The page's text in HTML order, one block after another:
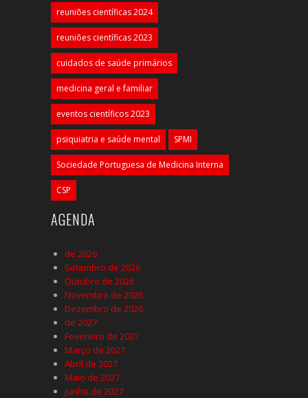
reuniões científicas 2024
reuniões científicas 2023
cuidados de saúde primários
medicina geral e familiar
eventos científicos 2023
psiquiatria e saúde mental SPMI
Sociedade Portuguesa de Medicina Interna
CSP
AGENDA
de 2026
Setembro de 2026
Outubro de 2026
Novembro de 2026
Dezembro de 2026
de 2027
Fevereiro de 2027
Março de 2027
Abril de 2027
Maio de 2027
Junho de 2027